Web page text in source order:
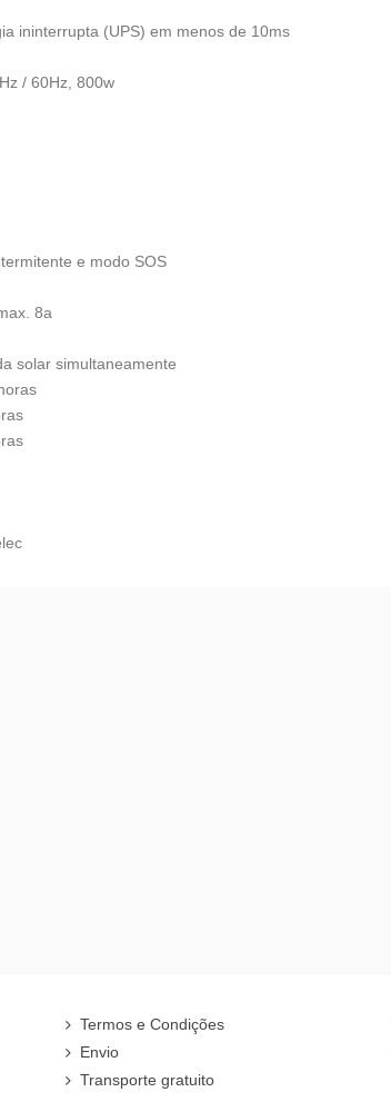
ininterrupta (UPS) em menos de 10ms
/ 60Hz, 800w
e modo SOS
8a
solar simultaneamente
Termos e Condições
Envio
Transporte gratuito